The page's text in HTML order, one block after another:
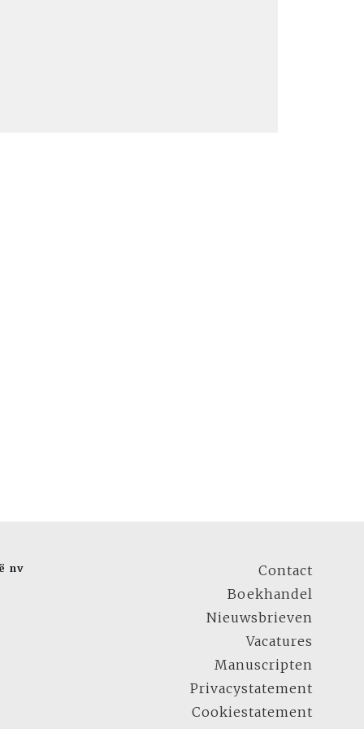
nv
Contact
Boekhandel
Nieuwsbrieven
Vacatures
Manuscripten
Privacystatement
Cookiestatement